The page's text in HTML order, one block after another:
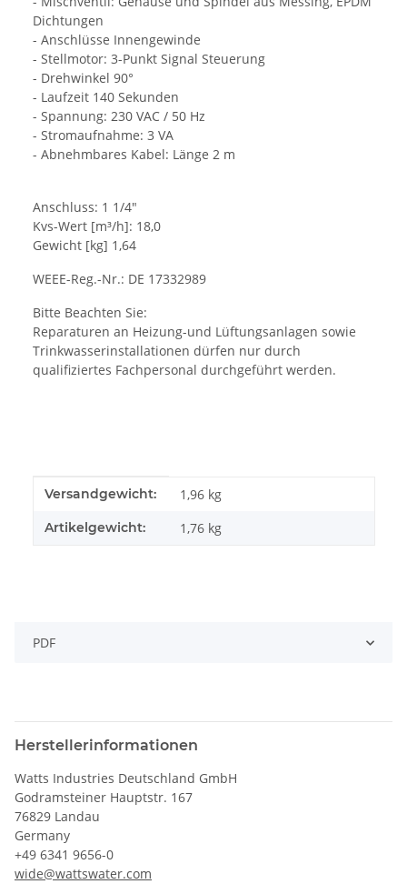
Dichtungen
- Anschlüsse Innengewinde
- Stellmotor: 3-Punkt Signal Steuerung
- Drehwinkel 90°
- Laufzeit 140 Sekunden
- Spannung: 230 VAC / 50 Hz
- Stromaufnahme: 3 VA
- Abnehmbares Kabel: Länge 2 m
Anschluss: 1 1/4"
Kvs-Wert [m³/h]: 18,0
Gewicht [kg] 1,64
WEEE-Reg.-Nr.: DE 17332989
Bitte Beachten Sie:
Reparaturen an Heizung-und Lüftungsanlagen sowie
Trinkwasserinstallationen dürfen nur durch
qualifiziertes Fachpersonal durchgeführt werden.
Produkteigenschaft
Wert
Versandgewicht: 1,96 kg
Artikelgewicht: 1,76 kg
PDF
Herstellerinformationen
Watts Industries Deutschland GmbH
Godramsteiner Hauptstr. 167
76829 Landau
Germany
+49 6341 9656-0
wide@wattswater.com